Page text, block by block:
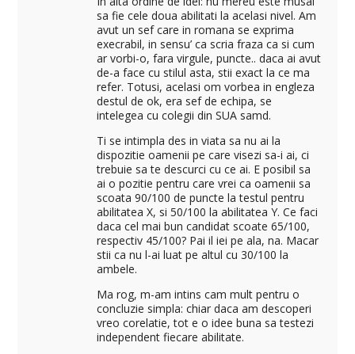
sa fie cele doua abilitati la acelasi nivel. Am
avut un sef care in romana se exprima
execrabil, in sensu’ ca scria fraza ca si cum
ar vorbi-o, fara virgule, puncte.. daca ai avut
de-a face cu stilul asta, stii exact la ce ma
refer. Totusi, acelasi om vorbea in engleza
destul de ok, era sef de echipa, se
intelegea cu colegii din SUA samd.
Ti se intimpla des in viata sa nu ai la
dispozitie oamenii pe care visezi sa-i ai, ci
trebuie sa te descurci cu ce ai. E posibil sa
ai o pozitie pentru care vrei ca oamenii sa
scoata 90/100 de puncte la testul pentru
abilitatea X, si 50/100 la abilitatea Y. Ce faci
daca cel mai bun candidat scoate 65/100,
respectiv 45/100? Pai il iei pe ala, na. Macar
stii ca nu l-ai luat pe altul cu 30/100 la
ambele.
Ma rog, m-am intins cam mult pentru o
concluzie simpla: chiar daca am descoperi
vreo corelatie, tot e o idee buna sa testezi
independent fiecare abilitate.